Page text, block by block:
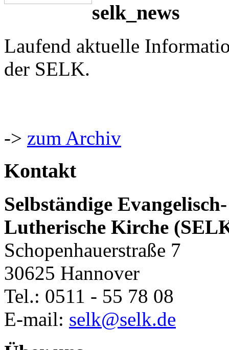
selk_news
Laufend aktuelle
der SELK.
-> zum Archiv
Kontakt
Selbständige Evangelisch-
Lutherische Kirche
Schopenhauerstraße 7
30625 Hannover
Tel.: 0511 - 55 78 08
E-mail: selk@selk.de